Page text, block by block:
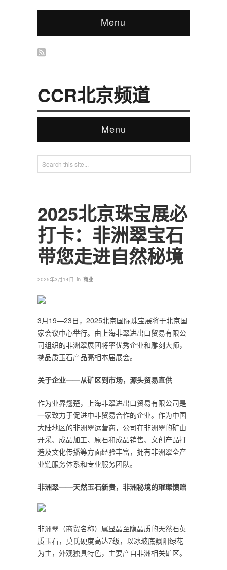
Menu
CCR北京频道
Menu
2025北京珠宝展必
打卡：非洲翠宝石
带您走进自然秘境
2025年3月14日 in 商业
3月19—23日，2025北京国际珠宝展将于北京国
家会议中心举行。由上海非翠进出口贸易有限公
司组织的非洲翠展团将率优秀企业和雕刻大师，
携品质玉石产品亮相本届展会。
关于企业——从矿区到市场，源头贸易直供
作为业界翘楚，上海非翠进出口贸易有限公司是
一家致力于促进中非贸易合作的企业。作为中国
大陆地区的非洲翠运营商，公司在非洲翠的矿山
开采、成品加工、原石和成品销售、文创产品打
造及文化传播等方面经验丰富，拥有非洲翠全产
业链服务体系和专业服务团队。
非洲翠——天然玉石新贵，非洲秘境的璀璨馈赠
非洲翠（商贸名称）属显晶至隐晶质的天然石英
质玉石，莫氏硬度高达7级，以冰玻底飘阳绿花
为主，外观独具特色，主要产自非洲相关矿区。